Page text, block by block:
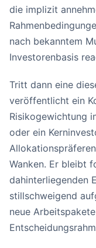
die implizit
nach bekanntem
Investorenbasis
Tritt dann eine
veröffentlicht ein
Risikogewichtung
oder ein
Wanken. Er bleibt
dahinterliegenden
stillschweigend
neue